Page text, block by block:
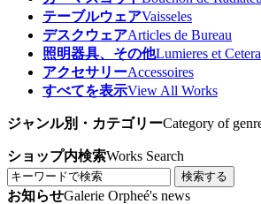
テーブルウェアVaisseles
デスクウェアArticles de Bureau
照明器具、その他Lumieres et Cetera
アクセサリーAccessoires
すべてを表示View All Works
ジャンル別・カテゴリーCategory of
ショップ内検索Works Search
検索する
お知らせGalerie Orpheé's news